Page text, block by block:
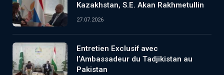
Kazakhstan, S.E. Akan Rakhmetullin
27.07.2026
Entretien Exclusif avec
l’Ambassadeur du Tadjikistan au
Pakistan